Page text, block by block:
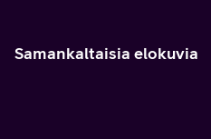
Samankaltaisia elokuvia